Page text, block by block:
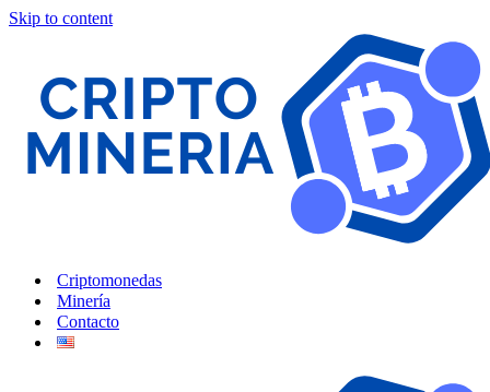
Skip to content
Criptomonedas
Minería
Contacto